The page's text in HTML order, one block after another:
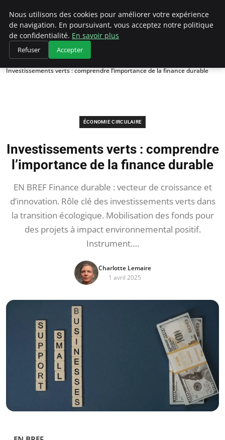
Climategatecountryclub.com
Accueil
Économie circulaire
Investissements verts : comprendre l’importance de la finance durable
ÉCONOMIE CIRCULAIRE
Investissements verts : comprendre
l’importance de la finance durable
EN BREF Finance durable : vecteur de croissance et
d’innovation. Rôle clé des investissements verts dans
la transition écologique. Mobilisation des fonds pour
des projets à impact environnemental positif.
Instrument….
Charlotte Lemaire
1 avril 2025
Nous utilisons des cookies pour améliorer votre expérience
de navigation. En poursuivant, vous acceptez notre politique
de confidentialité. En savoir plus
Refuser Accepter